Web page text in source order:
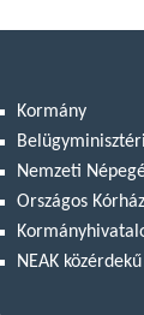
Kormány
Nemzeti
Országos
NEAK